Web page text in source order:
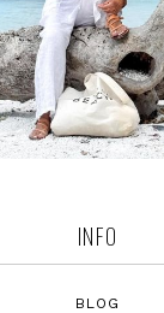
INFO
BLOG